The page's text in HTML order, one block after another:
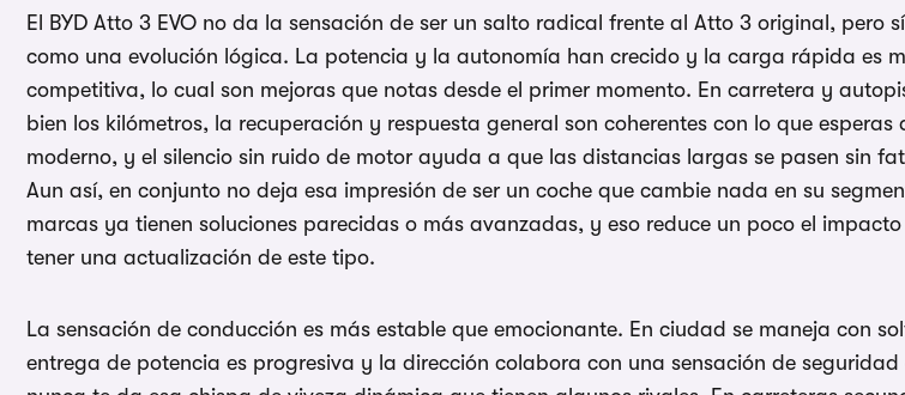
El BYD Atto 3 EVO no da la sensación de ser un salto radical frente al Atto 3 original, pero
como una evolución lógica. La potencia y la autonomía han crecido y la carga rápida es
competitiva, lo cual son mejoras que notas desde el primer momento. En carretera y
bien los kilómetros, la recuperación y respuesta general son coherentes con lo que esperas
moderno, y el silencio sin ruido de motor ayuda a que las distancias largas se pasen sin
Aun así, en conjunto no deja esa impresión de ser un coche que cambie nada en su
marcas ya tienen soluciones parecidas o más avanzadas, y eso reduce un poco el
tener una actualización de este tipo.
La sensación de conducción es más estable que emocionante. En ciudad se maneja con
entrega de potencia es progresiva y la dirección colabora con una sensación de